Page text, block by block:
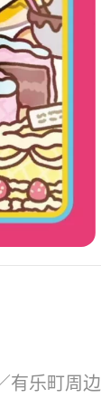
有乐町周边